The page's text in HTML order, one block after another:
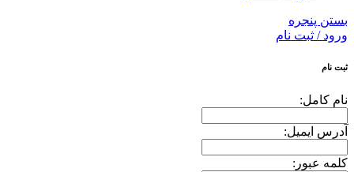
بستن پنجره
ورود / ثبت نام
ثبت نام
نام کامل:
آدرس ایمیل:
کلمه عبور: